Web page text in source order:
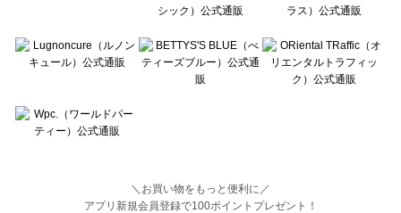
＼お買い物をもっと便利に／
アプリ新規会員登録で100ポイントプレゼント！